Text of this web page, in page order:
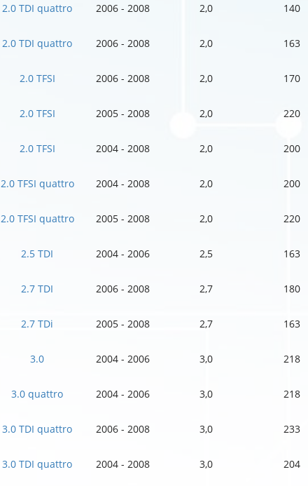
2.0 TDI quattro 2006 - 2008 2,0 140
2.0 TDI quattro 2006 - 2008 2,0 163
2.0 TFSI 2006 - 2008 2,0 170
2.0 TFSI 2005 - 2008 2,0 220
2.0 TFSI 2004 - 2008 2,0 200
2.0 TFSI quattro 2004 - 2008 2,0 200
2.0 TFSI quattro 2005 - 2008 2,0 220
2.5 TDI 2004 - 2006 2,5 163
2.7 TDI 2006 - 2008 2,7 180
2.7 TDi 2005 - 2008 2,7 163
3.0 2004 - 2006 3,0 218
3.0 quattro 2004 - 2006 3,0 218
3.0 TDI quattro 2006 - 2008 3,0 233
3.0 TDI quattro 2004 - 2008 3,0 204